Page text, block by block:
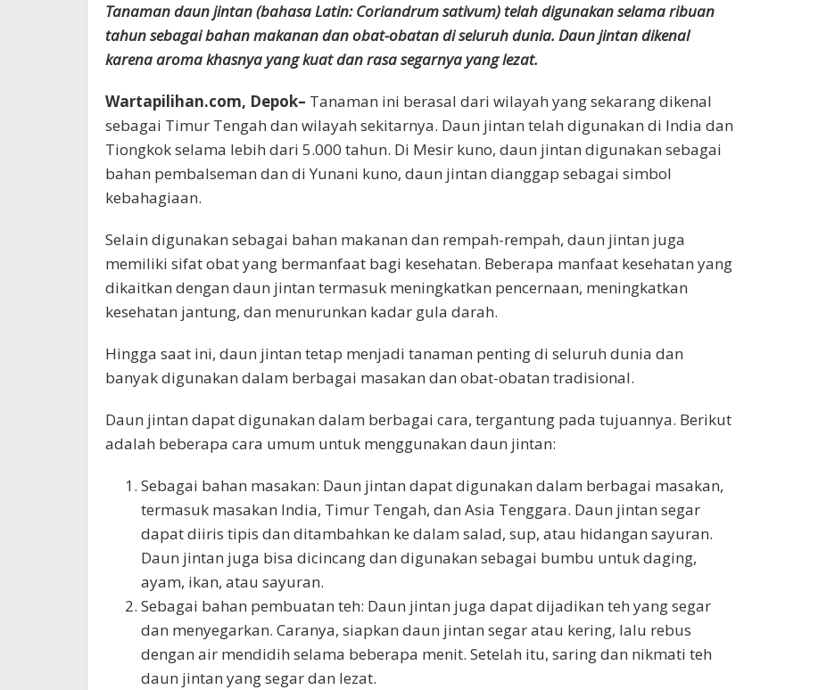
Tanaman daun jintan (bahasa Latin: Coriandrum sativum) telah digunakan selama ribuan
tahun sebagai bahan makanan dan obat-obatan di seluruh dunia. Daun jintan dikenal
karena aroma khasnya yang kuat dan rasa segarnya yang lezat.
Wartapilihan.com, Depok– Tanaman ini berasal dari wilayah yang sekarang dikenal
sebagai Timur Tengah dan wilayah sekitarnya. Daun jintan telah digunakan di India dan
Tiongkok selama lebih dari 5.000 tahun. Di Mesir kuno, daun jintan digunakan sebagai
bahan pembalseman dan di Yunani kuno, daun jintan dianggap sebagai simbol
kebahagiaan.
Selain digunakan sebagai bahan makanan dan rempah-rempah, daun jintan juga
memiliki sifat obat yang bermanfaat bagi kesehatan. Beberapa manfaat kesehatan yang
dikaitkan dengan daun jintan termasuk meningkatkan pencernaan, meningkatkan
kesehatan jantung, dan menurunkan kadar gula darah.
Hingga saat ini, daun jintan tetap menjadi tanaman penting di seluruh dunia dan
banyak digunakan dalam berbagai masakan dan obat-obatan tradisional.
Daun jintan dapat digunakan dalam berbagai cara, tergantung pada tujuannya. Berikut
adalah beberapa cara umum untuk menggunakan daun jintan:
Sebagai bahan masakan: Daun jintan dapat digunakan dalam berbagai masakan,
termasuk masakan India, Timur Tengah, dan Asia Tenggara. Daun jintan segar
dapat diiris tipis dan ditambahkan ke dalam salad, sup, atau hidangan sayuran.
Daun jintan juga bisa dicincang dan digunakan sebagai bumbu untuk daging,
ayam, ikan, atau sayuran.
Sebagai bahan pembuatan teh: Daun jintan juga dapat dijadikan teh yang segar
dan menyegarkan. Caranya, siapkan daun jintan segar atau kering, lalu rebus
dengan air mendidih selama beberapa menit. Setelah itu, saring dan nikmati teh
daun jintan yang segar dan lezat.